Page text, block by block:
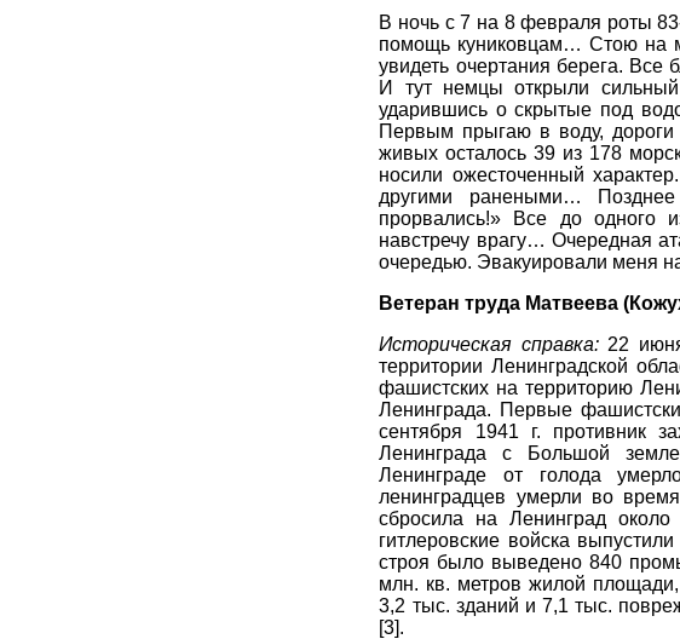
В ночь с 7 на 8 февраля роты
помощь куниковцам… Стою на
увидеть очертания берега.
И тут немцы открыли
ударившись о скрытые под
Первым прыгаю в воду,
живых осталось 39 из 178
носили ожесточенный
другими ранеными…
прорвались!» Все до одного
навстречу врагу… Очередная
очередью. Эвакуировали меня
Ветеран труда Матвеева
Историческая справка:22 июня
территории Ленинградской
фашистских на территорию
Ленинграда. Первые
сентября 1941 г. противник
Ленинграда с Большой
Ленинграде от голода
ленинградцев умерли во
сбросила на Ленинград
гитлеровские войска
строя было выведено 840
млн. кв. метров жилой
3,2 тыс. зданий и 7,1 тыс.
[3].